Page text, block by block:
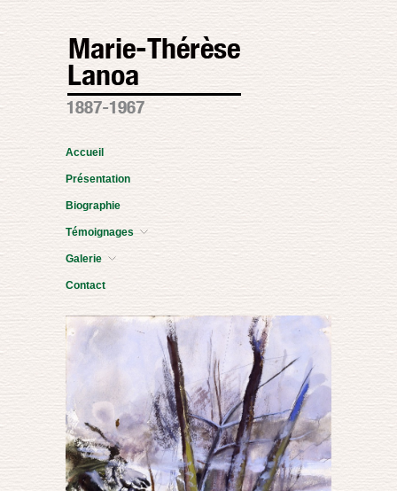
Accueil
Présentation
Biographie
Témoignages
Galerie
Contact